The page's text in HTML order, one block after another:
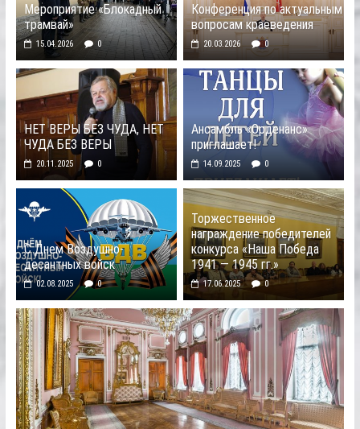
Мероприятие «Блокадный
трамвай»
15.04.2026 0
Конференция по актуальным
вопросам краеведения
20.03.2026 0
НЕТ ВЕРЫ БЕЗ ЧУДА, НЕТ
ЧУДА БЕЗ ВЕРЫ
20.11.2025 0
Ансамбль «Орденанс»
приглашает!
14.09.2025 0
С Днем Воздушно-
десантных войск
02.08.2025 0
Торжественное
награждение победителей
конкурса «Наша Победа
1941 — 1945 гг.»
17.06.2025 0